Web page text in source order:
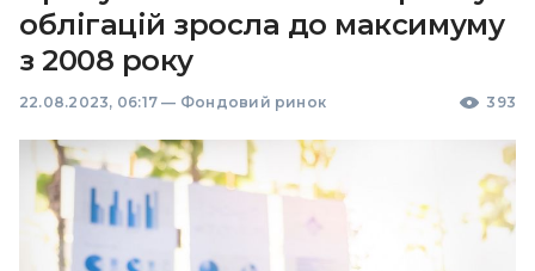
облігацій зросла до максимуму
з 2008 року
22.08.2023, 06:17 — Фондовий ринок 393